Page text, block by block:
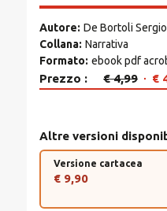
Autore De Bortoli Sergio
Collana Narrativa
Formato ebook pdf
Prezzo €4,99 Il
era:
€
€
Altre versioni
Versione cartacea
€ 9,90